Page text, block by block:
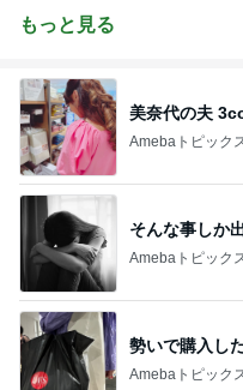
ハウ発信＆ア
レンジ楽譜販
もっと見る
美奈代の夫
Amebaトピック
そんな事しか
Amebaトピック
勢いで購入し
Amebaトピック